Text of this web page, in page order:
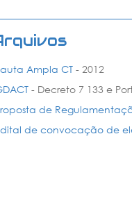
Ampla CT - 2012
- Decreto 7 133 e
de
de convocação de